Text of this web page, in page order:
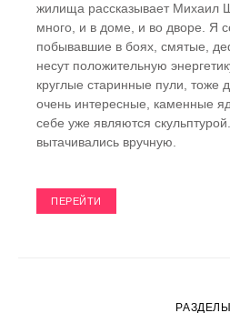
жилища рассказывает Михаил
много, и в доме, и во дворе. Я
побывавшие в боях, смятые,
несут положительную
круглые старинные пули,
очень интересные, каменные
себе уже являются
вытачивались вручную.
ПЕРЕЙТИ
РАЗДЕЛЫ